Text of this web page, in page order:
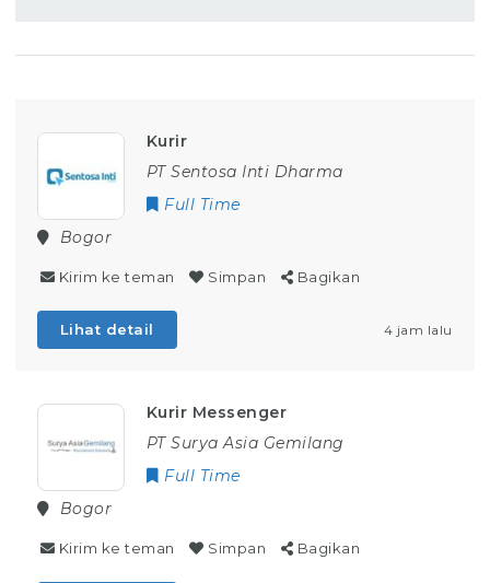
Kurir
PT Sentosa Inti Dharma
Full Time
Bogor
Kirim ke teman Simpan Bagikan
Lihat detail 4 jam lalu
Kurir Messenger
PT Surya Asia Gemilang
Full Time
Bogor
Kirim ke teman Simpan Bagikan